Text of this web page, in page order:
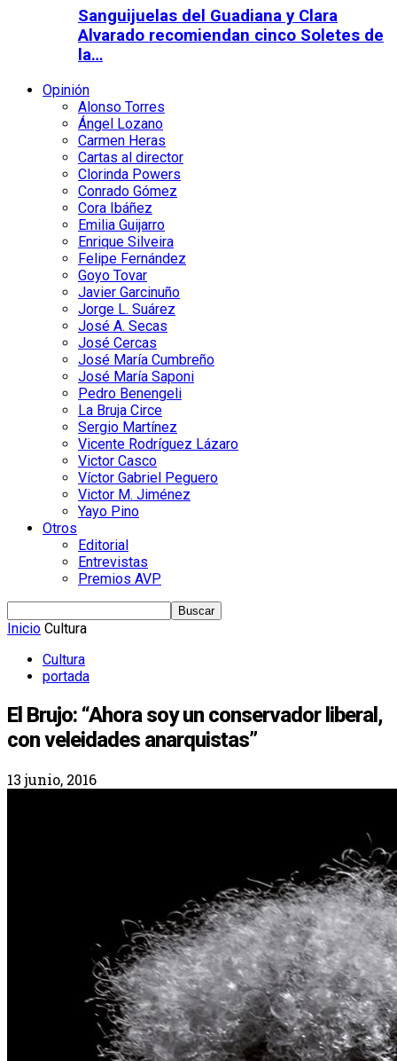
Sanguijuelas del Guadiana y Clara
Alvarado recomiendan cinco Soletes de
la…
Opinión
Alonso Torres
Ángel Lozano
Carmen Heras
Cartas al director
Clorinda Powers
Conrado Gómez
Cora Ibáñez
Emilia Guijarro
Enrique Silveira
Felipe Fernández
Goyo Tovar
Javier Garcinuño
Jorge L. Suárez
José A. Secas
José Cercas
José María Cumbreño
José María Saponi
Pedro Benengeli
La Bruja Circe
Sergio Martínez
Vicente Rodríguez Lázaro
Victor Casco
Víctor Gabriel Peguero
Victor M. Jiménez
Yayo Pino
Otros
Editorial
Entrevistas
Premios AVP
Inicio Cultura
Cultura
portada
El Brujo: “Ahora soy un conservador liberal,
con veleidades anarquistas”
13 junio, 2016